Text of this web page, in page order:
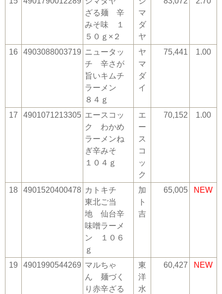
ざる麺 辛
みそ味 １
５０ｇ×２
マ
ダ
ヤ
16 4903088003719 ニュータッ
チ 辛さが
旨いキムチ
ラーメン
８４ｇ
ヤ
マ
ダ
イ
75,441 1.00
17 4901071213305 エースコッ
ク わかめ
ラーメンね
ぎ辛みそ
１０４ｇ
エ
ー
ス
コ
ッ
ク
70,152 1.00
18 4901520400478 カトキチ
東北ご当
地 仙台辛
味噌ラーメ
ン １０６
ｇ
加
ト
吉
65,005 NEW
19 4901990544269 マルちゃ
ん 麺づく
り赤辛ざる
東
洋
水
60,427 NEW